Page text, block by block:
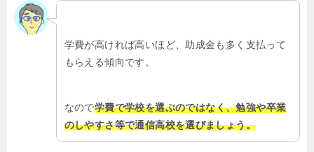
学費が高ければ高いほど、助成金も多く支払って
もらえる傾向です。
なので学費で学校を選ぶのではなく、勉強や卒業
のしやすさ等で通信高校を選びましょう。